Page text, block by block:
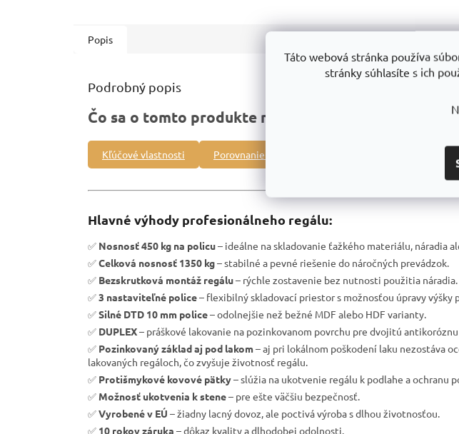
Táto webová stránka používa
stránky súhlasíte s ich
Popis
Podrobný popis
Čo sa o tomto produkte môžete dozvedieť?
Kľúčové vlastnosti Porovnanie s inými produktmi
Hlavné výhody profesionálneho regálu:
✅ Nosnosť 450 kg na policu– ideálne na skladovanie ťažkého materiálu, náradia
✅Celková nosnosť 1350 kg– stabilné a pevné riešenie do náročných prevádzok.
✅ Bezskrutková montáž regálu– rýchle zostavenie bez nutnosti použitia náradia.
✅3 nastaviteľné police– flexibilný skladovací priestor s možnosťou úpravy výšky
✅Silné DTD 10 mm police– odolnejšie než bežné MDF alebo HDF varianty.
✅ DUPLEX– práškové lakovanie na pozinkovanom povrchu pre dvojitú
✅ Pozinkovaný základ aj pod lakom– aj pri lokálnom poškodení laku nezostáva
lakovaných regáloch, čo zvyšuje životnosť regálu.
✅ Protišmykové kovové pätky– slúžia na ukotvenie regálu k podlahe a ochranu
✅ Možnosť ukotvenia k stene– pre ešte väčšiu bezpečnosť.
✅Vyrobené v EÚ – žiadny lacný dovoz, ale poctivá výroba s dlhou životnosťou.
✅ 10 rokov záruka – dôkaz kvality a dlhodobej odolnosti.